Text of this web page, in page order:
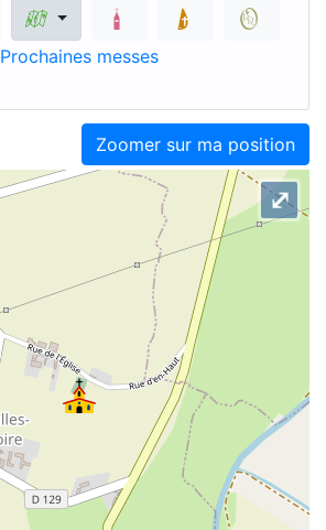
Prochaines messes
Zoomer sur ma position
⤢